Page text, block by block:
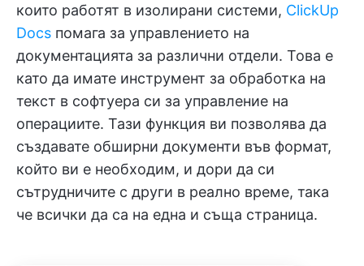
които работят в изолирани системи, ClickUp
Docs помага за управлението на
документацията за различни отдели. Това е
като да имате инструмент за обработка на
текст в софтуера си за управление на
операциите. Тази функция ви позволява да
създавате обширни документи във формат,
който ви е необходим, и дори да си
сътрудничите с други в реално време, така
че всички да са на една и съща страница.